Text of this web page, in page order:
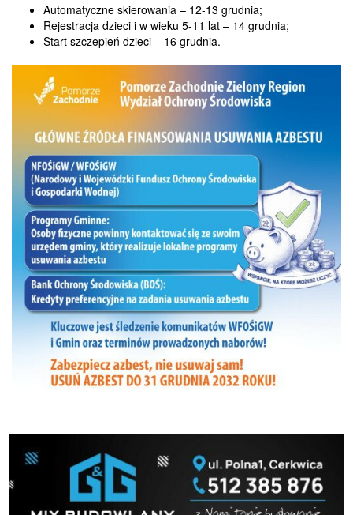
Automatyczne skierowania – 12-13 grudnia;
Rejestracja dzieci i w wieku 5-11 lat – 14 grudnia;
Start szczepień dzieci – 16 grudnia.